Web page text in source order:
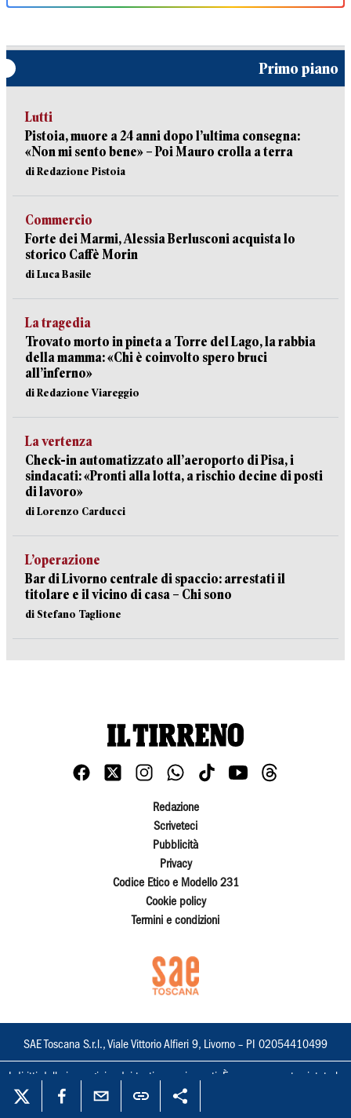
Primo piano
Lutti
Pistoia, muore a 24 anni dopo l’ultima consegna:
«Non mi sento bene» – Poi Mauro crolla a terra
di Redazione Pistoia
Commercio
Forte dei Marmi, Alessia Berlusconi acquista lo
storico Caffè Morin
di Luca Basile
La tragedia
Trovato morto in pineta a Torre del Lago, la rabbia
della mamma: «Chi è coinvolto spero bruci
all’inferno»
di Redazione Viareggio
La vertenza
Check-in automatizzato all’aeroporto di Pisa, i
sindacati: «Pronti alla lotta, a rischio decine di posti
di lavoro»
di Lorenzo Carducci
L’operazione
Bar di Livorno centrale di spaccio: arrestati il
titolare e il vicino di casa – Chi sono
di Stefano Taglione
Redazione
Scriveteci
Pubblicità
Privacy
Codice Etico e Modello 231
Cookie policy
Termini e condizioni
SAE Toscana S.r.l., Viale Vittorio Alfieri 9, Livorno – PI 02054410499
I diritti delle immagini e dei testi sono riservati. È espressamente vietata la
loro riproduzione con qualsiasi mezzo e l'adattamento totale o parziale.